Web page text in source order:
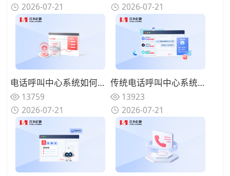
2026-07-21
2026-07-21
电话呼叫中心系统如何实现来电智能分配？路由策略优化坐席资源调配
13759
2026-07-21
传统电话呼叫中心系统面临哪些挑战？数字化转型的迫切性与路径
13923
2026-07-21